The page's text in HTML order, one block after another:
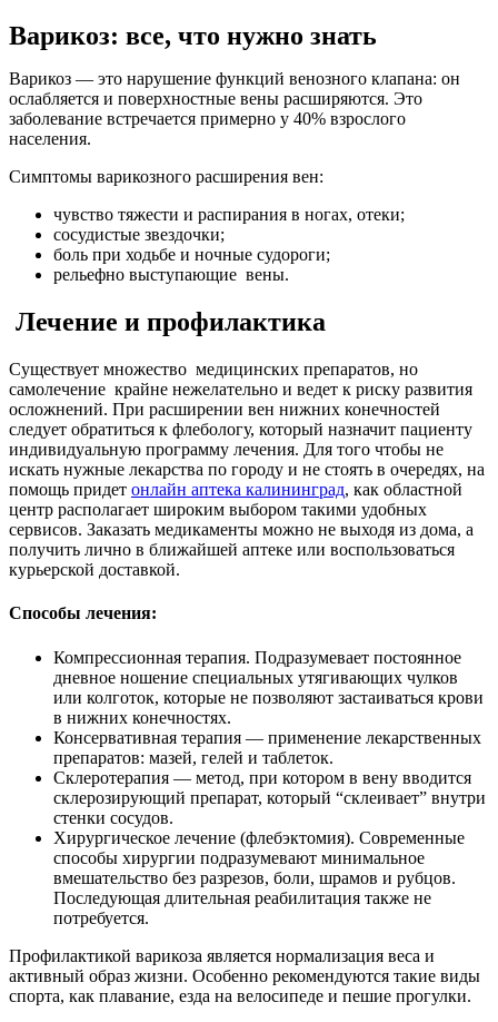
Варикоз: все, что нужно знать
Варикоз — это нарушение функций венозного клапана: он
ослабляется и поверхностные вены расширяются. Это
заболевание встречается примерно у 40% взрослого
населения.
Симптомы варикозного расширения вен:
чувство тяжести и распирания в ногах, отеки;
сосудистые звездочки;
боль при ходьбе и ночные судороги;
рельефно выступающие вены.
Лечение и профилактика
Существует множество медицинских препаратов, но
самолечение крайне нежелательно и ведет к риску развития
осложнений. При расширении вен нижних конечностей
следует обратиться к флебологу, который назначит пациенту
индивидуальную программу лечения. Для того чтобы не
искать нужные лекарства по городу и не стоять в очередях, на
помощь придет онлайн аптека калининград, как областной
центр располагает широким выбором такими удобных
сервисов. Заказать медикаменты можно не выходя из дома, а
получить лично в ближайшей аптеке или воспользоваться
курьерской доставкой.
Способы лечения:
Компрессионная терапия. Подразумевает постоянное
дневное ношение специальных утягивающих чулков
или колготок, которые не позволяют застаиваться крови
в нижних конечностях.
Консервативная терапия — применение лекарственных
препаратов: мазей, гелей и таблеток.
Склеротерапия — метод, при котором в вену вводится
склерозирующий препарат, который “склеивает” внутри
стенки сосудов.
Хирургическое лечение (флебэктомия). Современные
способы хирургии подразумевают минимальное
вмешательство без разрезов, боли, шрамов и рубцов.
Последующая длительная реабилитация также не
потребуется.
Профилактикой варикоза является нормализация веса и
активный образ жизни. Особенно рекомендуются такие виды
спорта, как плавание, езда на велосипеде и пешие прогулки.